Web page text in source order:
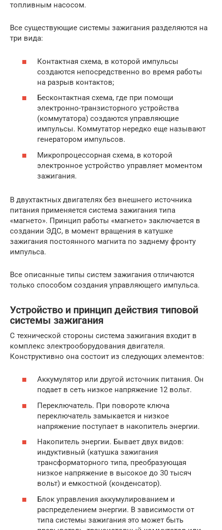
топливным насосом.
Все существующие системы зажигания разделяются на
три вида:
Контактная схема, в которой импульсы
создаются непосредственно во время работы
на разрыв контактов;
Бесконтактная схема, где при помощи
электронно-транзисторного устройства
(коммутатора) создаются управляющие
импульсы. Коммутатор нередко еще называют
генератором импульсов.
Микропроцессорная схема, в которой
электронное устройство управляет моментом
зажигания.
В двухтактных двигателях без внешнего источника
питания применяется система зажигания типа
«магнето». Принцип работы «магнето» заключается в
создании ЭДС, в момент вращения в катушке
зажигания постоянного магнита по заднему фронту
импульса.
Все описанные типы систем зажигания отличаются
только способом создания управляющего импульса.
Устройство и принцип действия типовой
системы зажигания
С технической стороны система зажигания входит в
комплекс электрооборудования двигателя.
Конструктивно она состоит из следующих элементов:
Аккумулятор или другой источник питания. Он
подает в сеть низкое напряжение 12 вольт.
Переключатель. При повороте ключа
переключатель замыкается и низкое
напряжение поступает в накопитель энергии.
Накопитель энергии. Бывает двух видов:
индуктивный (катушка зажигания
трансформаторного типа, преобразующая
низкое напряжение в высокое до 30 тысяч
вольт) и емкостной (конденсатор).
Блок управления аккумулированием и
распределением энергии. В зависимости от
типа системы зажигания это может быть